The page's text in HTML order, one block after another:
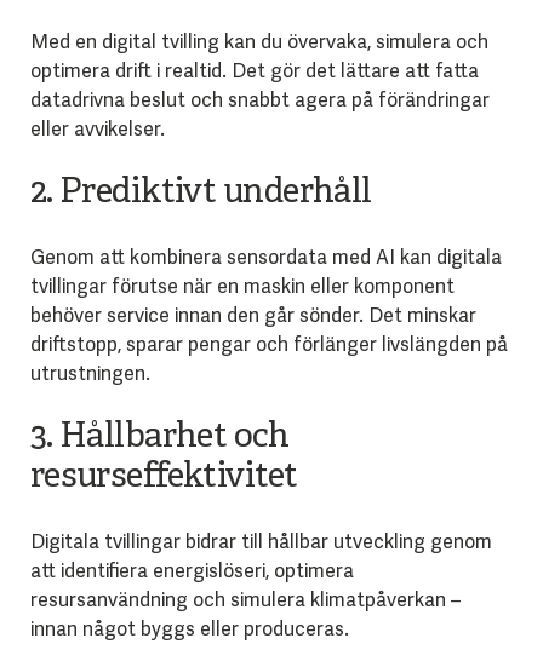
Med en digital tvilling kan du övervaka, simulera och
optimera drift i realtid. Det gör det lättare att fatta
datadrivna beslut och snabbt agera på förändringar
eller avvikelser.
2. Prediktivt underhåll
Genom att kombinera sensordata med AI kan digitala
tvillingar förutse när en maskin eller komponent
behöver service innan den går sönder. Det minskar
driftstopp, sparar pengar och förlänger livslängden på
utrustningen.
3. Hållbarhet och
resurseffektivitet
Digitala tvillingar bidrar till hållbar utveckling genom
att identifiera energislöseri, optimera
resursanvändning och simulera klimatpåverkan –
innan något byggs eller produceras.